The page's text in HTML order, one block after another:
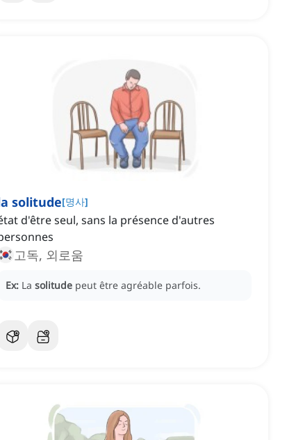
solitude[명사]
d'être seul, sans la présence d'autres
고독, 외로움
Ex: La solitude peut être agréable parfois.